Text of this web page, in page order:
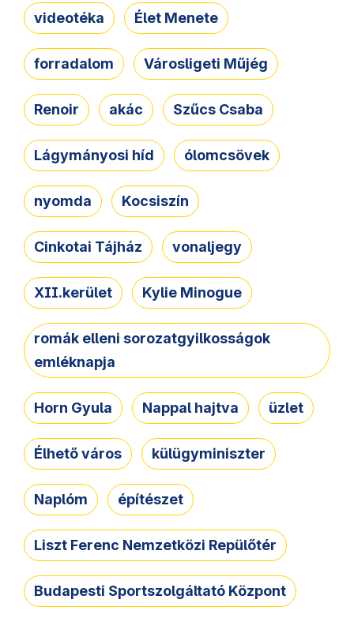
videotéka Élet Menete
forradalom Városligeti Műjég
Renoir akác Szűcs Csaba
Lágymányosi híd ólomcsövek
nyomda Kocsiszín
Cinkotai Tájház vonaljegy
XII.kerület Kylie Minogue
romák elleni sorozatgyilkosságok
emléknapja
Horn Gyula Nappal hajtva üzlet
Élhető város külügyminiszter
Naplóm építészet
Liszt Ferenc Nemzetközi Repülőtér
Budapesti Sportszolgáltató Központ